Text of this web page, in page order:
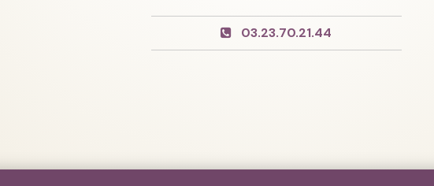
03.23.70.21.44